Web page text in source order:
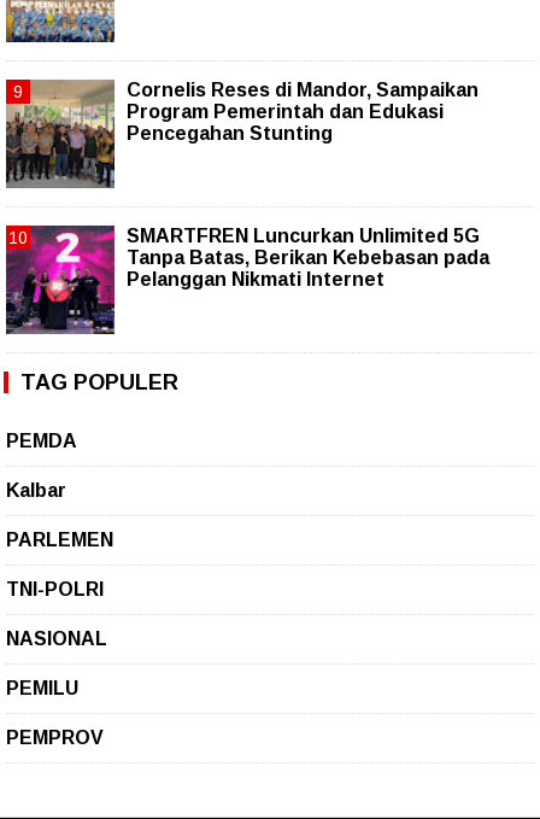
Cornelis Reses di Mandor, Sampaikan
Program Pemerintah dan Edukasi
Pencegahan Stunting
SMARTFREN Luncurkan Unlimited 5G
Tanpa Batas, Berikan Kebebasan pada
Pelanggan Nikmati Internet
TAG POPULER
PEMDA
Kalbar
PARLEMEN
TNI-POLRI
NASIONAL
PEMILU
PEMPROV